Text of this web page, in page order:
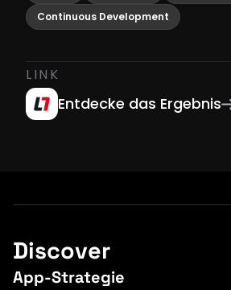
Continuous Development
LINK
Entdecke das Ergebnis
Discover
App-Strategie